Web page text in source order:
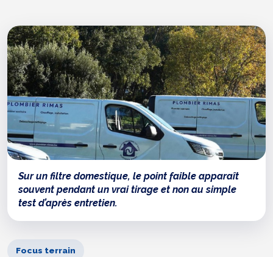
Sur un filtre domestique, le point faible apparaît
souvent pendant un vrai tirage et non au simple
test d’après entretien.
Focus terrain